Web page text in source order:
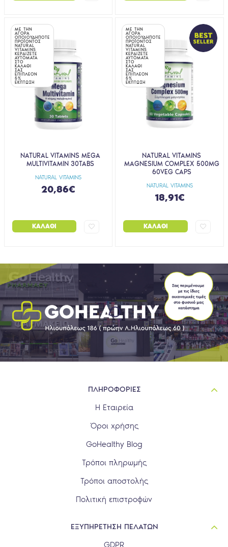
ΜΕ ΤΗΝ
ΑΓΟΡΑ
ΟΠΟΙΟΥΔΗΠΟΤΕ
ΠΡΟΪΟΝΤΟΣ
NATURAL
VITAMINS
ΚΕΡΔΙΖΕΤΕ
ΑΥΤΟΜΑΤΑ
ΣΤΟ
ΚΑΛΑΘΙ
ΣΑΣ
ΕΠΙΠΛΕΟΝ
5%
ΕΚΠΤΩΣΗ
NATURAL VITAMINS
NATURAL VITAMINS MEGA
MULTIVITAMIN 30TABS
20,86€
ΚΑΛΆΘΙ
ΜΕ ΤΗΝ
ΑΓΟΡΑ
ΟΠΟΙΟΥΔΗΠΟΤΕ
ΠΡΟΪΟΝΤΟΣ
NATURAL
VITAMINS
ΚΕΡΔΙΖΕΤΕ
ΑΥΤΟΜΑΤΑ
ΣΤΟ
ΚΑΛΑΘΙ
ΣΑΣ
ΕΠΙΠΛΕΟΝ
5%
ΕΚΠΤΩΣΗ
NATURAL VITAMINS
NATURAL VITAMINS
MAGNESIUM COMPLEX 500MG
60VEG CAPS
18,91€
ΚΑΛΆΘΙ
ΠΛΗΡΟΦΟΡΙΕΣ
Η Εταιρεία
Όροι χρήσης
GoHealthy Blog
Τρόποι πληρωμής
Τρόποι αποστολής
Πολιτική επιστροφών
ΕΞΥΠΗΡΕΤΗΣΗ ΠΕΛΑΤΩΝ
GDPR